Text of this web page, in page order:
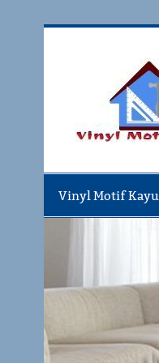
Vinyl Motif Kayu